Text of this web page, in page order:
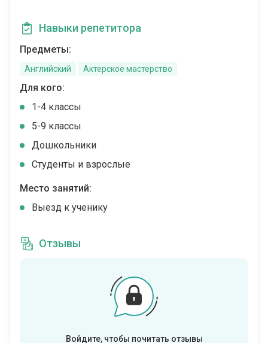
Навыки репетитора
Предметы:
Английский Актерское мастерство
Для кого:
1-4 классы
5-9 классы
Дошкольники
Студенты и взрослые
Место занятий:
Выезд к ученику
Отзывы
Войдите, чтобы почитать отзывы